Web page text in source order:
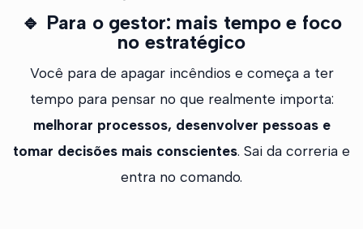
🔹 Para o gestor: mais tempo e foco
no estratégico
Você para de apagar incêndios e começa a ter
tempo para pensar no que realmente importa:
melhorar processos, desenvolver pessoas e
tomar decisões mais conscientes. Sai da correria e
entra no comando.